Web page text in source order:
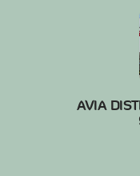
AVIA